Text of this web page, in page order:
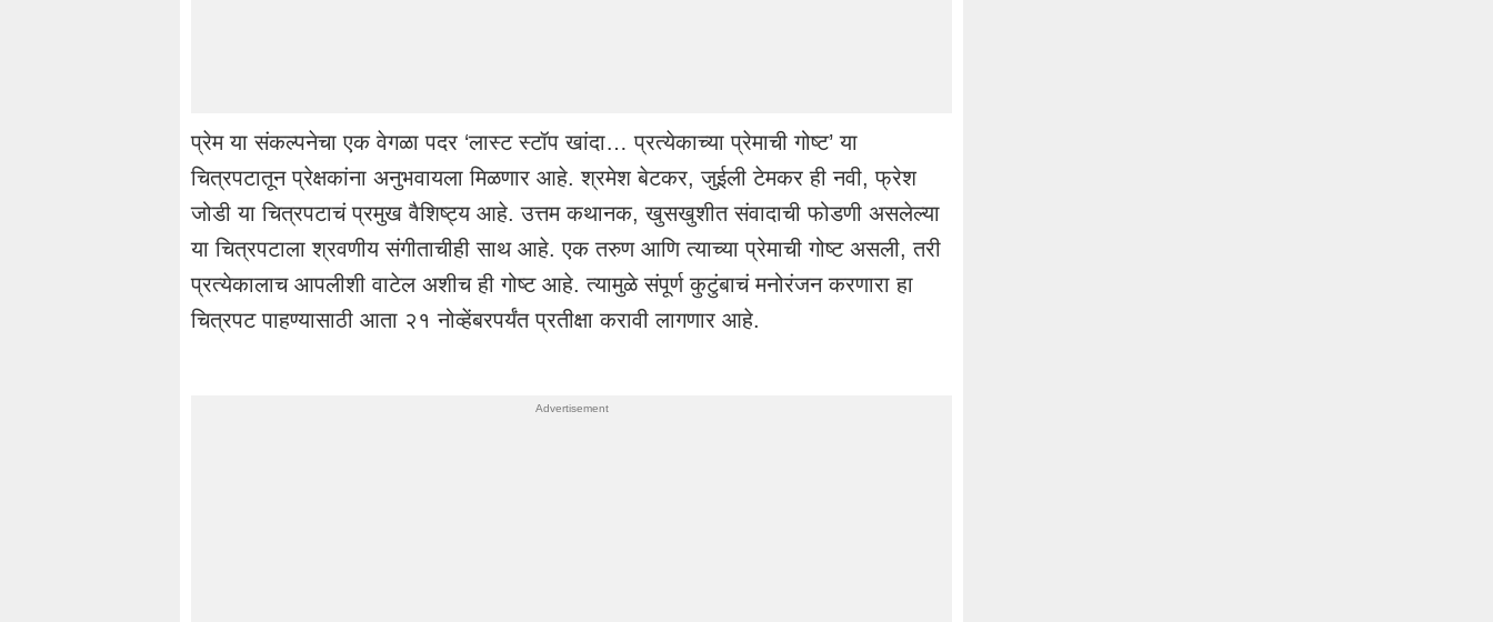
प्रेम या संकल्पनेचा एक वेगळा पदर ‘लास्ट स्टॉप खांदा… प्रत्येकाच्या प्रेमाची गोष्ट’ या
चित्रपटातून प्रेक्षकांना अनुभवायला मिळणार आहे. श्रमेश बेटकर, जुईली टेमकर ही नवी, फ्रेश
जोडी या चित्रपटाचं प्रमुख वैशिष्ट्य आहे. उत्तम कथानक, खुसखुशीत संवादाची फोडणी असलेल्या
या चित्रपटाला श्रवणीय संगीताचीही साथ आहे. एक तरुण आणि त्याच्या प्रेमाची गोष्ट असली, तरी
प्रत्येकालाच आपलीशी वाटेल अशीच ही गोष्ट आहे. त्यामुळे संपूर्ण कुटुंबाचं मनोरंजन करणारा हा
चित्रपट पाहण्यासाठी आता २१ नोव्हेंबरपर्यंत प्रतीक्षा करावी लागणार आहे.